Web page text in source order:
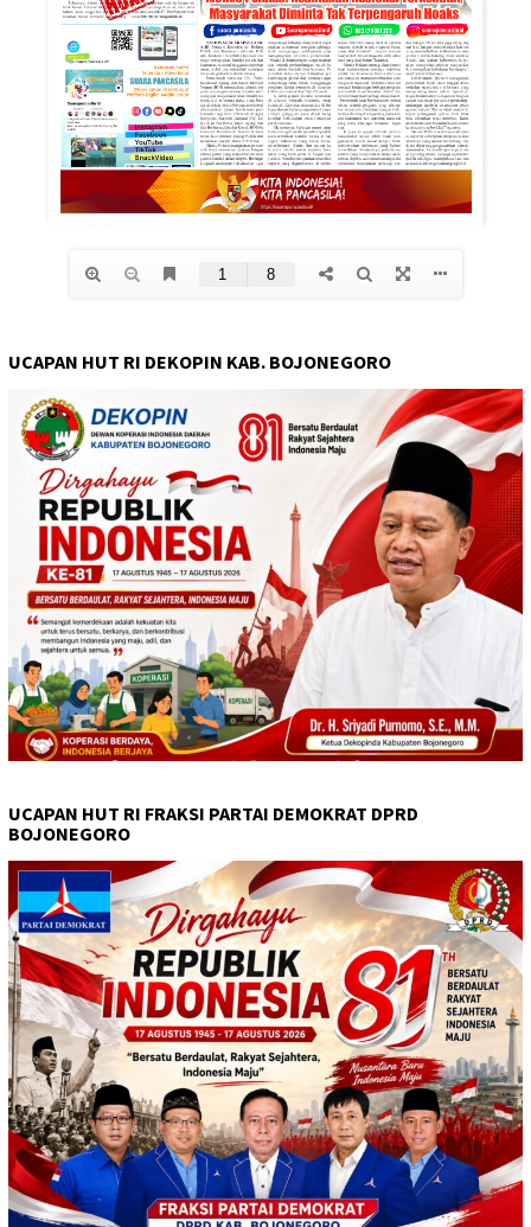
UCAPAN HUT RI DEKOPIN KAB. BOJONEGORO
UCAPAN HUT RI FRAKSI PARTAI DEMOKRAT DPRD
BOJONEGORO